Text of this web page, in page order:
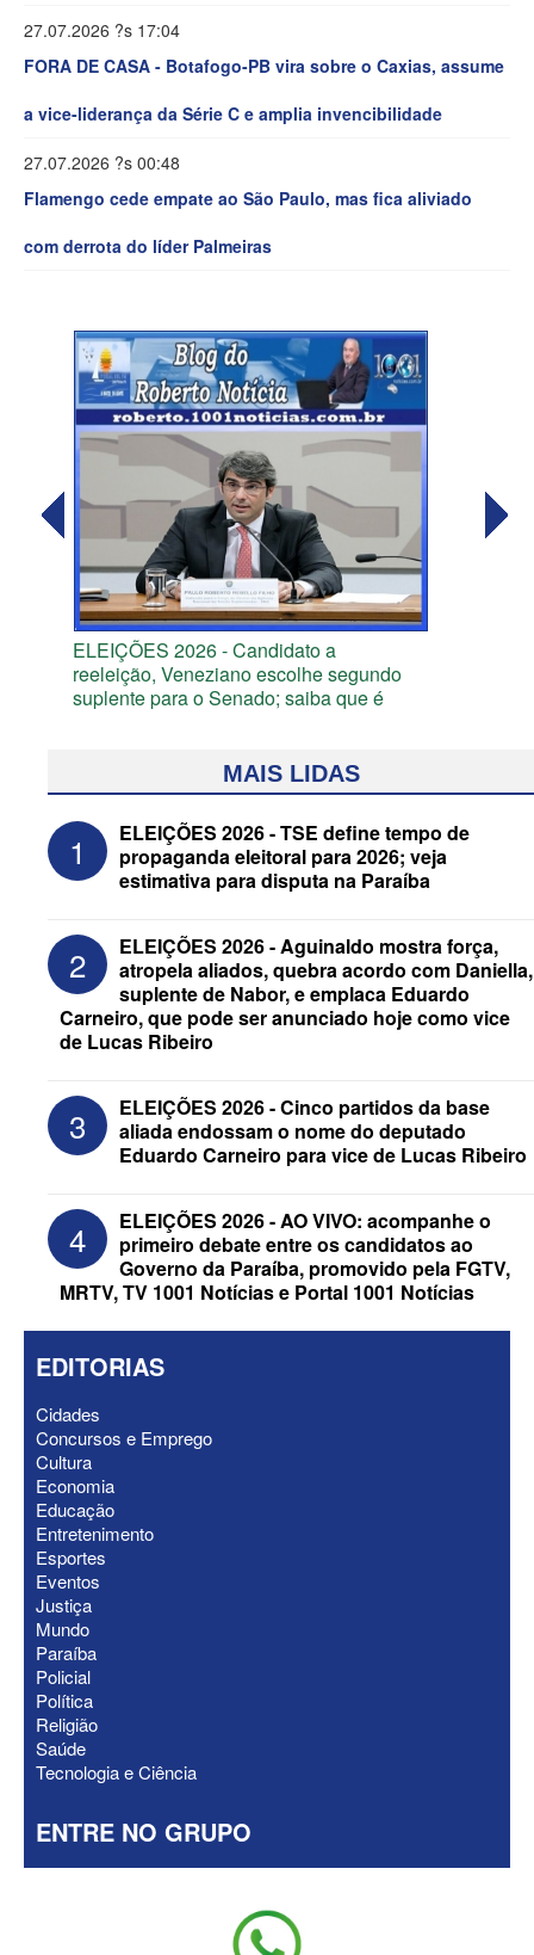
27.07.2026 ?s 17:04
FORA DE CASA - Botafogo-PB vira sobre o Caxias, assume
a vice-liderança da Série C e amplia invencibilidade
27.07.2026 ?s 00:48
Flamengo cede empate ao São Paulo, mas fica aliviado
com derrota do líder Palmeiras
ELEIÇÕES 2026 - Candidato a
reeleição, Veneziano escolhe segundo
suplente para o Senado; saiba que é
ELEIÇÕES 2026 - Após convenções,
Senado da Paraíba
ELEIÇÕES 2026 - Senado: Novo
anuncia Zé Carneiro e Pastor Jader
Medeiros na suplência de Major Fábio
MAIS LIDAS
1
ELEIÇÕES 2026 - TSE define tempo de
propaganda eleitoral para 2026; veja
estimativa para disputa na Paraíba
2
ELEIÇÕES 2026 - Aguinaldo mostra força,
atropela aliados, quebra acordo com Daniella,
suplente de Nabor, e emplaca Eduardo
Carneiro, que pode ser anunciado hoje como vice
de Lucas Ribeiro
3
ELEIÇÕES 2026 - Cinco partidos da base
aliada endossam o nome do deputado
Eduardo Carneiro para vice de Lucas Ribeiro
4
ELEIÇÕES 2026 - AO VIVO: acompanhe o
primeiro debate entre os candidatos ao
Governo da Paraíba, promovido pela FGTV,
MRTV, TV 1001 Notícias e Portal 1001 Notícias
EDITORIAS
Cidades
Concursos e Emprego
Cultura
Economia
Educação
Entretenimento
Esportes
Eventos
Justiça
Mundo
Paraíba
Policial
Política
Religião
Saúde
Tecnologia e Ciência
ENTRE NO GRUPO